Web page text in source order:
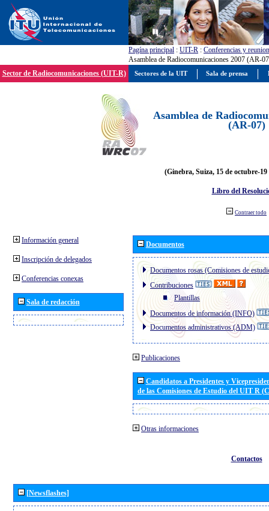
Pagína principal : UIT-R : Conferencias y
Asamblea de Radiocomunicaciones 2007 (AR-
Sector de Radiocomunicaciones (UIT-R)
Asamblea de
(AR-07)
(Ginebra, Suiza, 15 de octubre-19
Libro del
Contraer todo
Información general
Inscripción de delegados
Conferencias conexas
Sala de redacción
Documentos
Documentos rosas (Comisiones de
Contribuciones
Plantillas
Documentos de información (INFO)
Documentos administrativos (ADM)
Publicaciones
Candidatos a Presidentes y
de las Comisiones de Estudio del UIT R
Otras informaciones
Contactos
[Newsflashes]
Sectores de la UIT Sala de prensa